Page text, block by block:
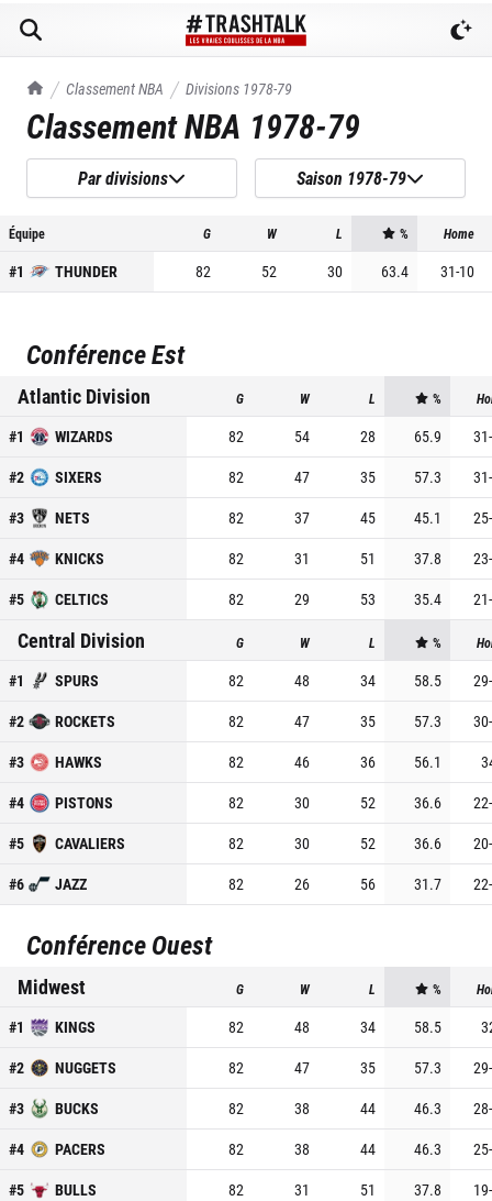
TrashTalk Actu NBA
Classement NBA Divisions 1978-79
Classement NBA 1978-79
Par divisions Saison 1978-79
Équipe G W L % Home
#1 THUNDER 82 52 30 63.4 31-10
Conférence Est
Atlantic Division G W L %
#1 WIZARDS 82 54 28 65.9 31-
#2 SIXERS 82 47 35 57.3 31-
#3 NETS 82 37 45 45.1 25-
#4 KNICKS 82 31 51 37.8 23-
#5 CELTICS 82 29 53 35.4 21-
Central Division G W L %
#1 SPURS 82 48 34 58.5 29-
#2 ROCKETS 82 47 35 57.3 30-
#3 HAWKS 82 46 36 56.1
#4 PISTONS 82 30 52 36.6 22-
#5 CAVALIERS 82 30 52 36.6 20-
#6 JAZZ 82 26 56 31.7 22-
Conférence Ouest
Midwest G W L %
#1 KINGS 82 48 34 58.5
#2 NUGGETS 82 47 35 57.3 29-
#3 BUCKS 82 38 44 46.3 28-
#4 PACERS 82 38 44 46.3 25-
#5 BULLS 82 31 51 37.8 19-